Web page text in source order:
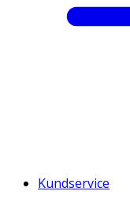
Kundservice